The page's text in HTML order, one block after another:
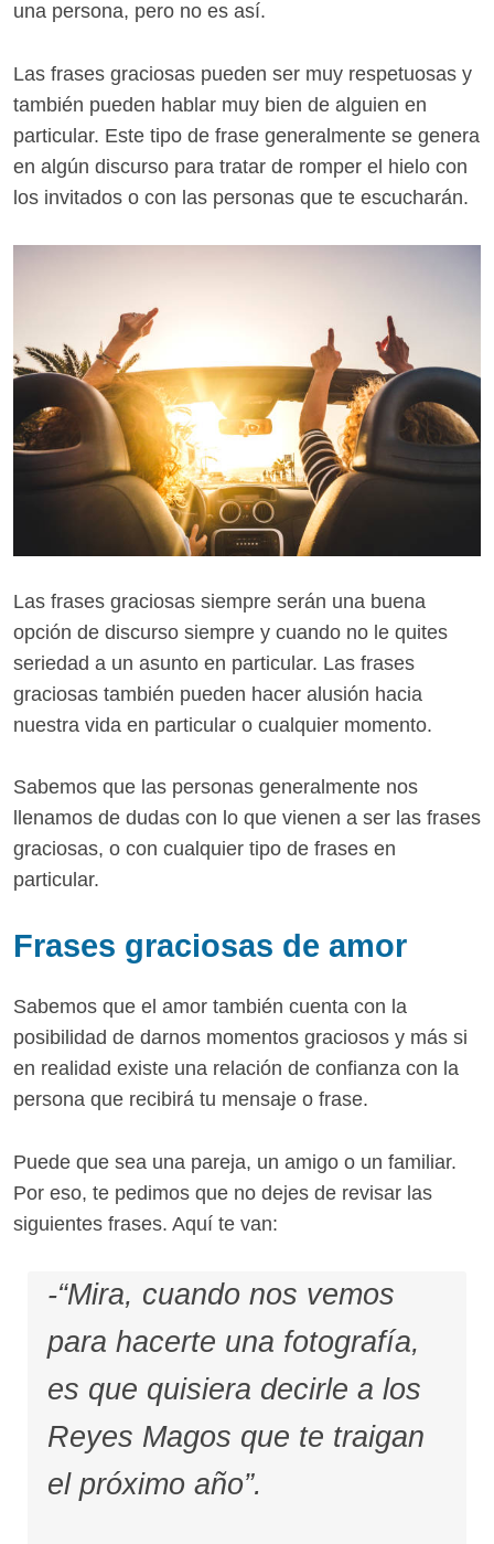
una persona, pero no es así.
Las frases graciosas pueden ser muy respetuosas y
también pueden hablar muy bien de alguien en
particular. Este tipo de frase generalmente se genera
en algún discurso para tratar de romper el hielo con
los invitados o con las personas que te escucharán.
Las frases graciosas siempre serán una buena
opción de discurso siempre y cuando no le quites
seriedad a un asunto en particular. Las frases
graciosas también pueden hacer alusión hacia
nuestra vida en particular o cualquier momento.
Sabemos que las personas generalmente nos
llenamos de dudas con lo que vienen a ser las frases
graciosas, o con cualquier tipo de frases en
particular.
Frases graciosas de amor
Sabemos que el amor también cuenta con la
posibilidad de darnos momentos graciosos y más si
en realidad existe una relación de confianza con la
persona que recibirá tu mensaje o frase.
Puede que sea una pareja, un amigo o un familiar.
Por eso, te pedimos que no dejes de revisar las
siguientes frases. Aquí te van:
-“Mira, cuando nos vemos
para hacerte una fotografía,
es que quisiera decirle a los
Reyes Magos que te traigan
el próximo año”.